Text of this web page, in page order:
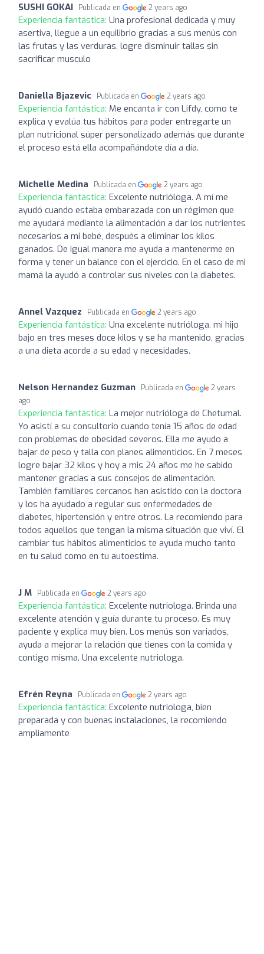
SUSHI GOKAI Publicada en 2 years ago
Experiencia fantástica: Una profesional dedicada y muy
asertiva, llegue a un equilibrio gracias a sus menús con
las frutas y las verduras, logre disminuir tallas sin
sacrificar musculo
Daniella Bjazevic Publicada en 2 years ago
Experiencia fantástica: Me encanta ir con Lifdy, como te
explica y evalúa tus hábitos para poder entregarte un
plan nutricional súper personalizado además que durante
el proceso está ella acompañándote día a día.
Michelle Medina Publicada en 2 years ago
Experiencia fantástica: Excelente nutrióloga. A mí me
ayudó cuando estaba embarazada con un régimen que
me ayudará mediante la alimentación a dar los nutrientes
necesarios a mi bebé, después a eliminar los kilos
ganados. De igual manera me ayuda a mantenerme en
forma y tener un balance con el ejercicio. En el caso de mi
mamá la ayudó a controlar sus niveles con la diabetes.
Annel Vazquez Publicada en 2 years ago
Experiencia fantástica: Una excelente nutrióloga, mi hijo
bajo en tres meses doce kilos y se ha mantenido, gracias
a una dieta acorde a su edad y necesidades.
Nelson Hernandez Guzman Publicada en
2 years
ago
Experiencia fantástica: La mejor nutrióloga de Chetumal.
Yo asistí a su consultorio cuando tenía 15 años de edad
con problemas de obesidad severos. Ella me ayudo a
bajar de peso y talla con planes alimenticios. En 7 meses
logre bajar 32 kilos y hoy a mis 24 años me he sabido
mantener gracias a sus consejos de alimentación.
También familiares cercanos han asistido con la doctora
y los ha ayudado a regular sus enfermedades de
diabetes, hipertensión y entre otros. La recomiendo para
todos aquellos que tengan la misma situación que viví. El
cambiar tus hábitos alimenticios te ayuda mucho tanto
en tu salud como en tu autoestima.
J M Publicada en 2 years ago
Experiencia fantástica: Excelente nutriologa. Brinda una
excelente atención y guía durante tu proceso. Es muy
paciente y explica muy bien. Los menús son variados,
ayuda a mejorar la relación que tienes con la comida y
contigo misma. Una excelente nutriologa.
Efrén Reyna Publicada en 2 years ago
Experiencia fantástica: Excelente nutriologa, bien
preparada y con buenas instalaciones, la recomiendo
ampliamente